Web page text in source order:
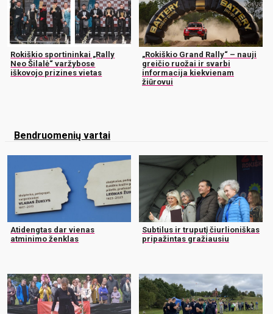
Rokiškio sportininkai „Rally
Neo Šilalė“ varžybose
iškovojo prizines vietas
„Rokiškio Grand Rally“ – nauji
greičio ruožai ir svarbi
informacija kiekvienam
žiūrovui
Bendruomenių vartai
Atidengtas dar vienas
atminimo ženklas
Subtilus ir truputį čiurlioniškas
pripažintas gražiausiu